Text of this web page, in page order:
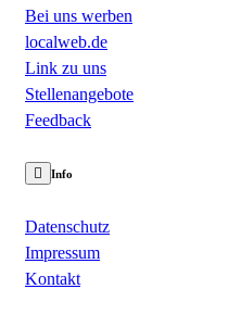
Bei uns werben
localweb.de
Link zu uns
Stellenangebote
Feedback
Info
Datenschutz
Impressum
Kontakt